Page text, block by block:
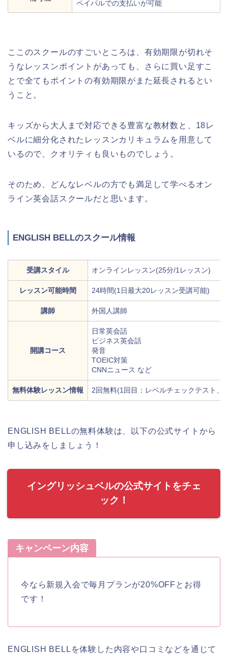
ペイパルでの支払いが可能
ここのスクールのすごいところは、有効期限が切れそ
うなレッスンポイントがあっても、さらに買い足すこ
とで全てもポイントの有効期限がまた延長されるとい
うこと。
キッズから大人まで対応できる豊富な教材数と、18レ
ベルに細分化されたレッスンカリキュラムを用意して
いるので、クオリティも良いものでしょう。
そのため、どんなレベルの方でも満足して学べるオン
ライン英会話スクールだと思います。
ENGLISH BELLのスクール情報
受講スタイル オンラインレッスン(25分/1レッスン)
レッスン可能時間 24時間(1日最大20レッスン受講可能)
講師 外国人講師
開講コース
日常英会話
ビジネス英会話
発音
TOEIC対策
CNNニュース など
無料体験レッスン情報 2回無料(1回目：レベルチェックテスト、
ENGLISH BELLの無料体験は、以下の公式サイトから
申し込みをしましょう！
イングリッシュベルの公式サイトをチェ
ック！
キャンペーン内容
今なら新規入会で毎月プランが20%OFFとお得
です！
ENGLISH BELLを体験した内容や口コミなどを通じて